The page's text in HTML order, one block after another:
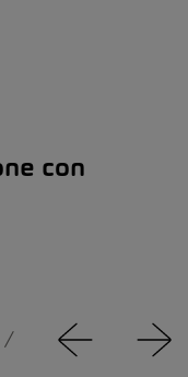
con
/